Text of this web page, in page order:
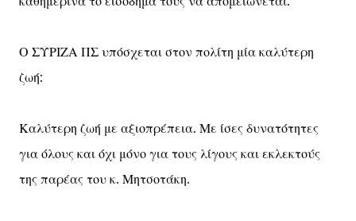
Ο ΣΥΡΙΖΑ ΠΣ υπόσχεται στον πολίτη μία καλύτερη
ζωή:
Καλύτερη ζωή με αξιοπρέπεια. Με ίσες δυνατότητες
για όλους και όχι μόνο για τους λίγους και εκλεκτούς
της παρέας του κ. Μητσοτάκη.